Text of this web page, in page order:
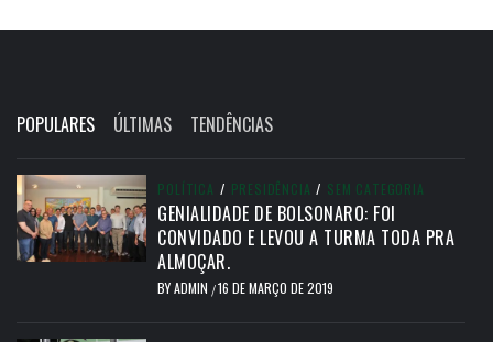
POPULARES ÚLTIMAS TENDÊNCIAS
POLÍTICA / PRESIDÊNCIA / SEM CATEGORIA
GENIALIDADE DE BOLSONARO: FOI
CONVIDADO E LEVOU A TURMA TODA PRA
ALMOÇAR.
BYADMIN /16 DE MARÇO DE 2019